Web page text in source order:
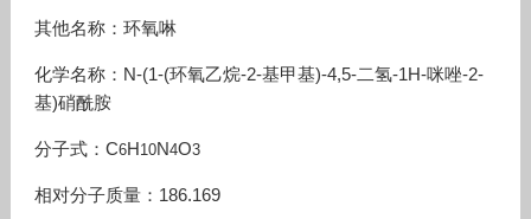
其他名称：环氧啉
化学名称：N-(1-(环氧乙烷-2-基甲基)-4,5-二氢-1H-咪唑-2-
基)硝酰胺
分子式：C6H10N4O3
相对分子质量：186.169